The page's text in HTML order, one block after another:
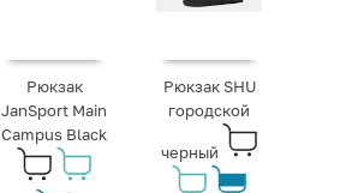
Рюкзак
JanSport Main
Campus Black
Рюкзак SHU
городской
черный